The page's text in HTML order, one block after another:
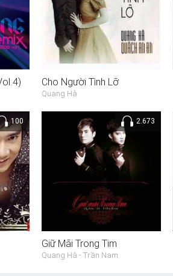
Cho Người Tình Lỡ
Quang Hà
100 2.673
Giữ Mãi Trong Tim
Quang Hà - Trần Nam